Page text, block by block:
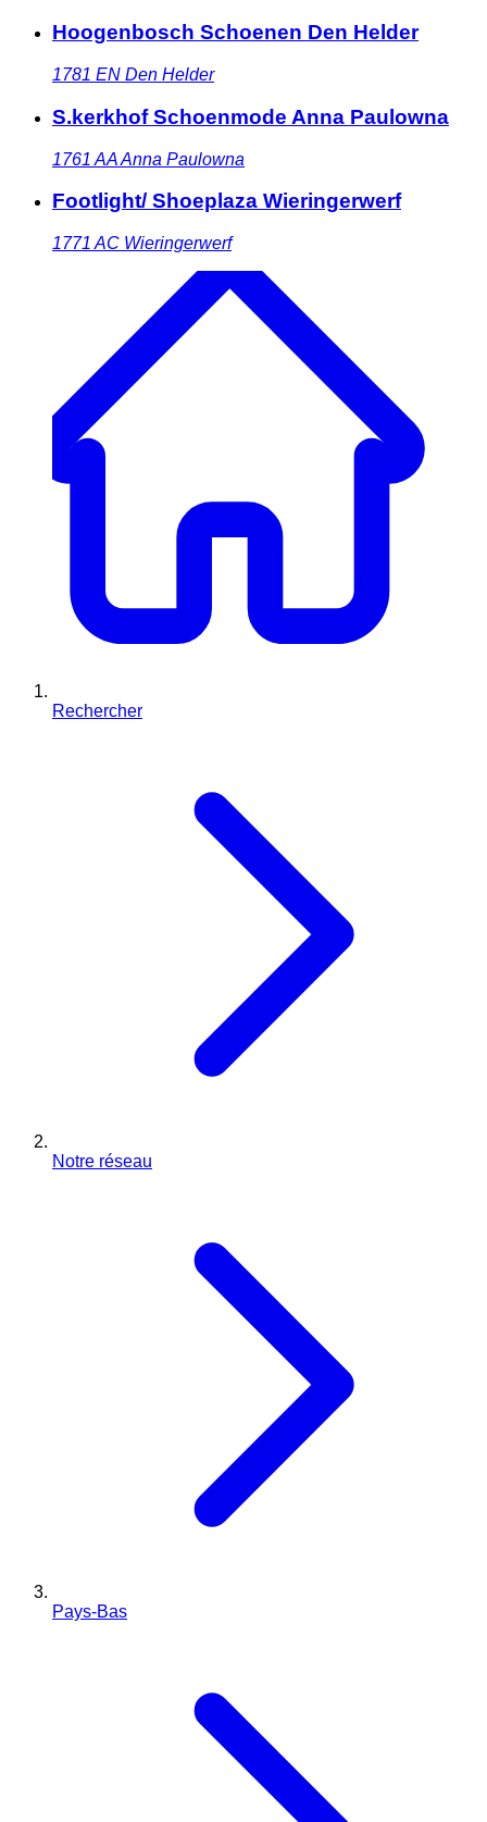
Hoogenbosch Schoenen Den Helder
1781 EN Den Helder
S.kerkhof Schoenmode Anna Paulowna
1761 AAAnna Paulowna
Footlight/ Shoeplaza Wieringerwerf
1771 AC Wieringerwerf
Rechercher
Notre réseau
Pays-Bas